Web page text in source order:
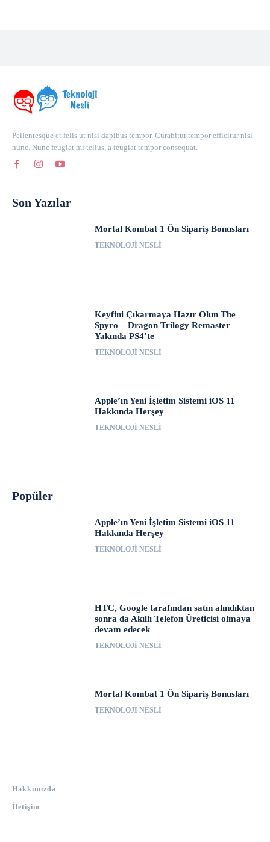
Pellentesque et felis ut nisi dapibus tempor. Curabitur tempor efficitur nisl
nunc. Nunc feugiat mi tellus, a feugiat tempor consequat.
Son Yazılar
Mortal Kombat 1 Ön Sipariş Bonusları
TEKNOLOJI NESLI
Keyfini Çıkarmaya Hazır Olun The
Spyro – Dragon Trilogy Remaster
Yakında PS4’te
TEKNOLOJI NESLI
Apple’ın Yeni İşletim Sistemi iOS 11
Hakkında Herşey
TEKNOLOJI NESLI
Popüler
Apple’ın Yeni İşletim Sistemi iOS 11
Hakkında Herşey
TEKNOLOJI NESLI
HTC, Google tarafından satın alındıktan
sonra da Akıllı Telefon Üreticisi olmaya
devam edecek
TEKNOLOJI NESLI
Mortal Kombat 1 Ön Sipariş Bonusları
TEKNOLOJI NESLI
Hakkımızda
İletişim